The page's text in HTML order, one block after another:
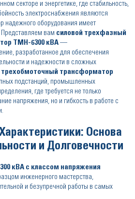
секторе и энергетике, где стабильность,
электроснабжения являются
надежного оборудования имеет
Представляем вам силовой трехфазный
ТМН-6300 кВА —
разработанное для обеспечения
и надежности в сложных
трехобмоточный трансформатор
подстанций, промышленных
где требуется не только
напряжения, но и гибкость в работе с
Основа
и Долговечности
кВА с классом напряжения
инженерного мастерства,
и безупречной работы в самых